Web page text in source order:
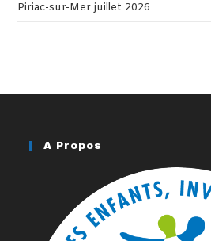
Piriac-sur-Mer juillet 2026
A Propos